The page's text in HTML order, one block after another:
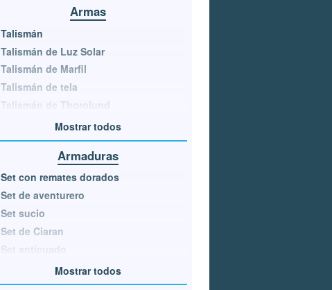
Armas
Talismán
Talismán de Luz Solar
Talismán de Marfil
Talismán de tela
Talismán de Thorolund
Mostrar todos
Armaduras
Set con remates dorados
Set de aventurero
Set sucio
Set de Ciaran
Set anticuado
Mostrar todos